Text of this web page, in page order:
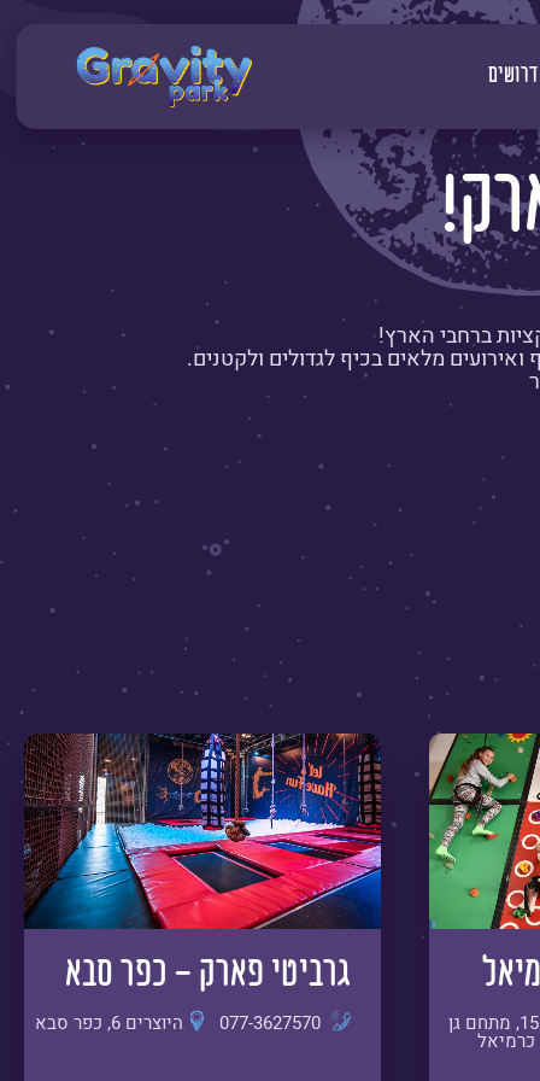
דרושים
ברחבי הארץ!
ואירועים מלאים בכיף לגדולים ולקטנים.
גרביטי פארק - כפר סבא
היוצרים 6, כפר סבא 077-3627570 החרושת 15, מתחם גן
כרמיאל